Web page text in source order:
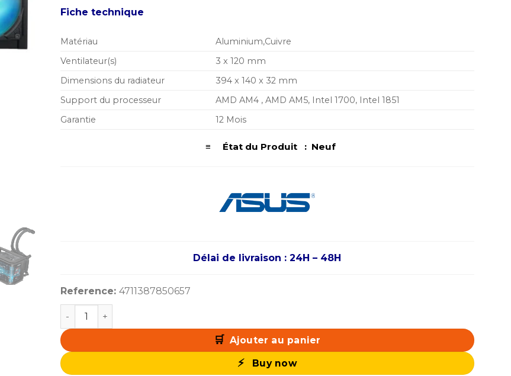
Fiche technique
Matériau
Aluminium,Cuivre
Ventilateur(s)
3 x 120 mm
Dimensions du radiateur
394 x 140 x 32 mm
Support du processeur
AMD AM4 , AMD AM5, Intel 1700, Intel 1851
Garantie
12 Mois
≡ État du Produit : Neuf
Délai de livraison : 24H – 48H
Reference: 4711387850657
quantité de ASUS ROG Ryuo IV SLC 360 ARGB - Black
Ajouter au panier
Buy now